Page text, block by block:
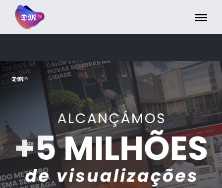
Painel de Gerenciamento de Cookies